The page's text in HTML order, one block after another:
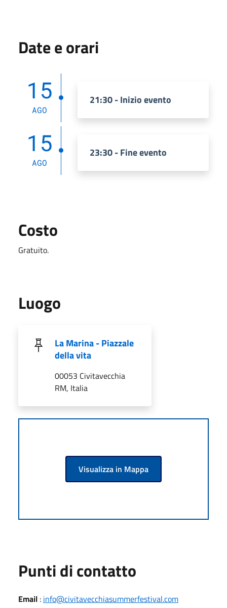
Date e orari
15
AGO
21:30 - Inizio evento
15
AGO
23:30 - Fine evento
Costo
Gratuito.
Luogo
La Marina - Piazzale
della vita
00053 Civitavecchia
RM, Italia
Visualizza in Mappa
Punti di contatto
Email : info@civitavecchiasummerfestival.com